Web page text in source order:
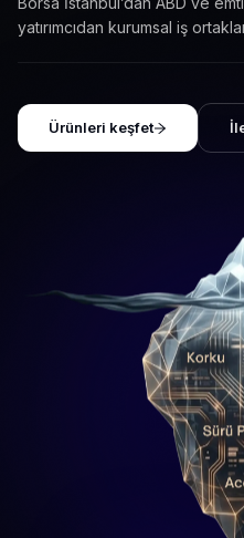
yatırımcıdan kurumsal iş
Ürünleri keşfet